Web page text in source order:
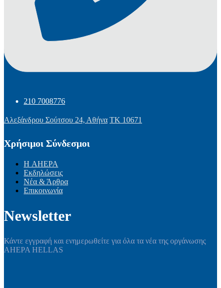
210 7008776
Αλεξάνδρου Σούτσου 24, Αθήνα ΤΚ 10671
Χρήσιμοι Σύνδεσμοι
Η AHEPA
Εκδηλώσεις
Νέα & Άρθρα
Επικοινωνία
Newsletter
Κάντε εγγραφή και ενημερωθείτε για όλα τα νέα της οργάνωσης
AHEPA HELLAS